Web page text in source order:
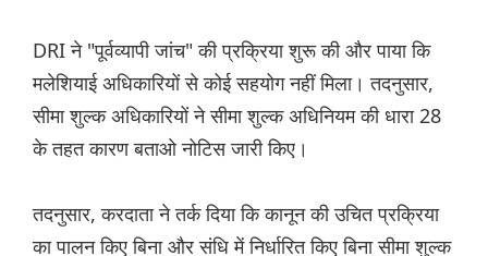
DRI ने "पूर्वव्यापी जांच" की प्रक्रिया शुरू की और पाया कि
मलेशियाई अधिकारियों से कोई सहयोग नहीं मिला। तदनुसार,
सीमा शुल्क अधिकारियों ने सीमा शुल्क अधिनियम की धारा 28
के तहत कारण बताओ नोटिस जारी किए।
तदनुसार, करदाता ने तर्क दिया कि कानून की उचित प्रक्रिया
का पालन किए बिना और संधि में निर्धारित किए बिना सीमा शुल्क